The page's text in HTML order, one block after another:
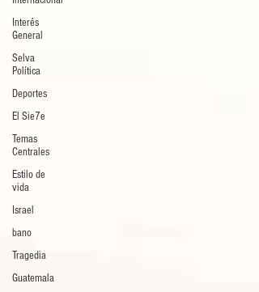
Interés
General
Selva
Política
Deportes
El Sie7e
Temas
Centrales
Estilo de
vida
Israel
bano
Tragedia
Guatemala